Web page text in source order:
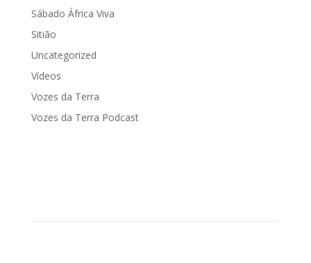
Sábado África Viva
Sitião
Uncategorized
Vídeos
Vozes da Terra
Vozes da Terra Podcast